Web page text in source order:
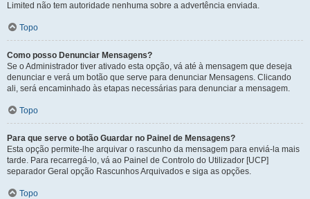
Limited não tem autoridade nenhuma sobre a advertência enviada.
Topo
Como posso Denunciar Mensagens?
Se o Administrador tiver ativado esta opção, vá até à mensagem que deseja
denunciar e verá um botão que serve para denunciar Mensagens. Clicando
ali, será encaminhado às etapas necessárias para denunciar a mensagem.
Topo
Para que serve o botão Guardar no Painel de Mensagens?
Esta opção permite-lhe arquivar o rascunho da mensagem para enviá-la mais
tarde. Para recarregá-lo, vá ao Painel de Controlo do Utilizador [UCP]
separador Geral opção Rascunhos Arquivados e siga as opções.
Topo